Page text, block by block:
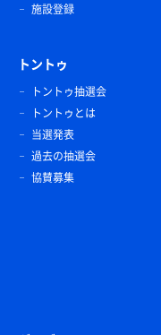
施設登録
トントゥ
トントゥ抽選会
トントゥとは
当選発表
過去の抽選会
協賛募集